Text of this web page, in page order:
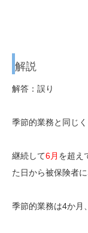
解説
解答：誤り
季節的業務と同じく
継続して6月 を超え
た日から被保険者に
季節的業務は4か月